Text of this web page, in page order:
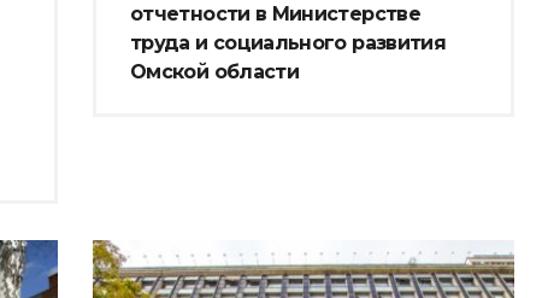
отчетности в Министерстве
труда и социального развития
Омской области